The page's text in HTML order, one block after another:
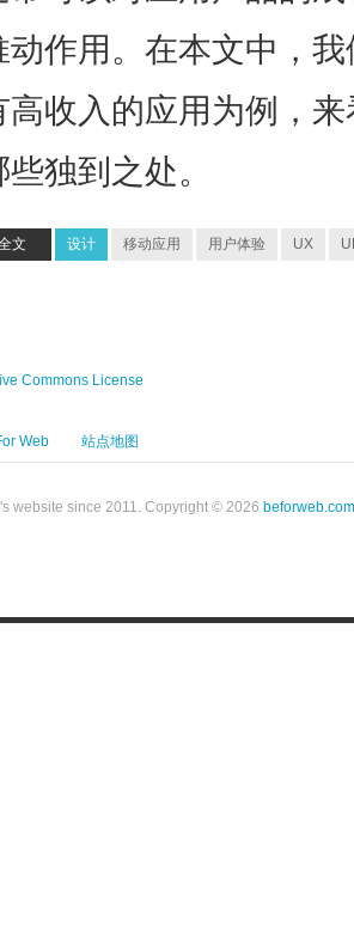
动作用。在本文中，
高收入的应用为例，
独到之处。
文 设计 移动应用 用户体验 UX
Web 站点地图
website since 2011. Copyright © 2026 beforweb.com